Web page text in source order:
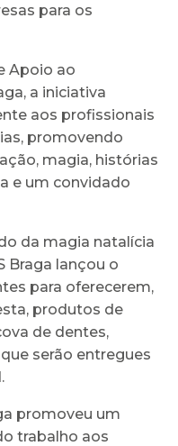
para os
Apoio ao
a iniciativa
aos profissionais
promovendo
magia, histórias
e um convidado
da magia natalícia
Braga lançou o
para oferecerem,
produtos de
de dentes,
serão entregues
promoveu um
trabalho aos